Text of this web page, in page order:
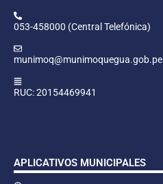
053-458000 (Central Telefónica)
munimoq@munimoquegua.gob.pe
RUC: 20154469941
APLICATIVOS MUNICIPALES